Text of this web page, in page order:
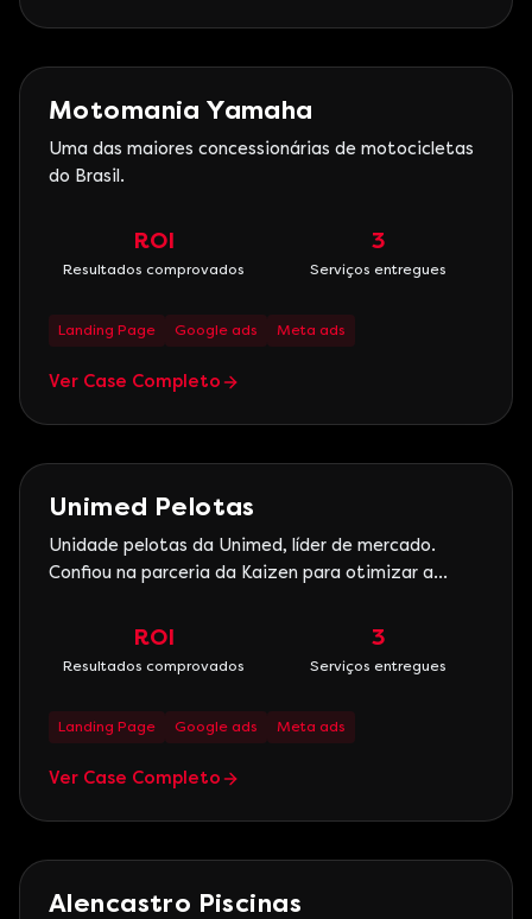
Automotivo
Motomania Yamaha
Uma das maiores concessionárias de motocicletas
do Brasil.
ROI
Resultados comprovados
3
Serviços entregues
Landing Page Google ads Meta ads
Ver Case Completo
Saúde
Unimed Pelotas
Unidade pelotas da Unimed, líder de mercado.
Confiou na parceria da Kaizen para otimizar a
ROI
Resultados comprovados
3
Serviços entregues
Landing Page Google ads Meta ads
Ver Case Completo
Serviços
Alencastro Piscinas